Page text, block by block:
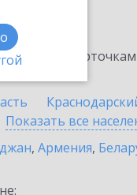
Показать все
, Армения,